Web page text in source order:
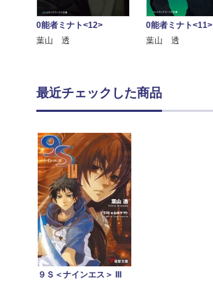
0能者ミナト<12>
葉山 透
0能者ミナト<11>
葉山 透
最近チェックした商品
９Ｓ＜ナインエス＞ III